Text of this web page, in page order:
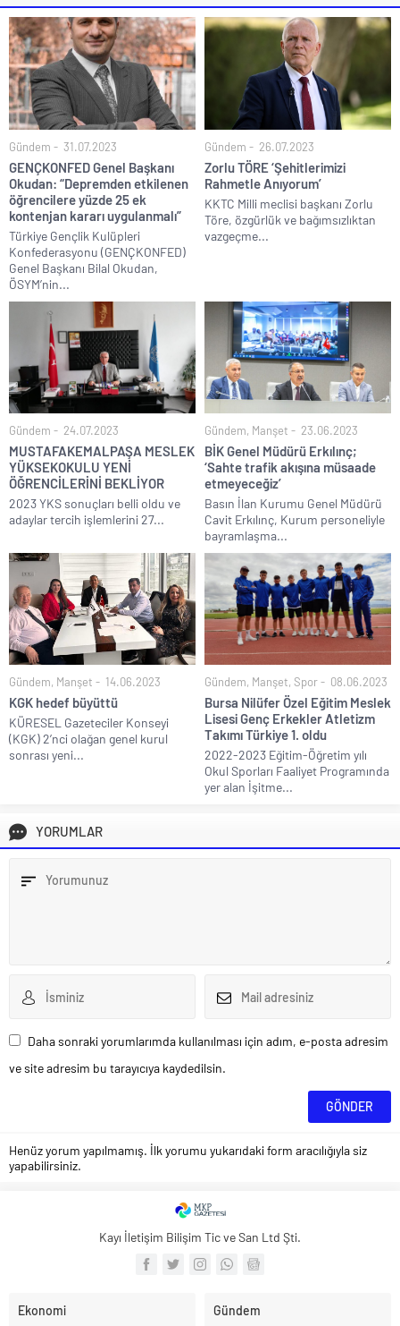
Gündem 31.07.2023
GENÇKONFED Genel Başkanı
Okudan: “Depremden etkilenen
öğrencilere yüzde 25 ek
kontenjan kararı uygulanmalı”
Türkiye Gençlik Kulüpleri
Konfederasyonu (GENÇKONFED)
Genel Başkanı Bilal Okudan,
ÖSYM’nin...
Gündem 26.07.2023
Zorlu TÖRE ‘Şehitlerimizi
Rahmetle Anıyorum’
KKTC Milli meclisi başkanı Zorlu
Töre, özgürlük ve bağımsızlıktan
vazgeçme...
Gündem 24.07.2023
MUSTAFAKEMALPAŞA MESLEK
YÜKSEKOKULU YENİ
ÖĞRENCİLERİNİ BEKLİYOR
2023 YKS sonuçları belli oldu ve
adaylar tercih işlemlerini 27...
Gündem, Manşet 23.06.2023
BİK Genel Müdürü Erkılınç;
‘Sahte trafik akışına müsaade
etmeyeceğiz’
Basın İlan Kurumu Genel Müdürü
Cavit Erkılınç, Kurum personeliyle
bayramlaşma...
Gündem, Manşet 14.06.2023
KGK hedef büyüttü
KÜRESEL Gazeteciler Konseyi
(KGK) 2’nci olağan genel kurul
sonrası yeni...
Gündem, Manşet, Spor 08.06.2023
Bursa Nilüfer Özel Eğitim Meslek
Lisesi Genç Erkekler Atletizm
Takımı Türkiye 1. oldu
2022-2023 Eğitim-Öğretim yılı
Okul Sporları Faaliyet Programında
yer alan İşitme...
YORUMLAR
Daha sonraki yorumlarımda kullanılması için adım, e-posta adresim
ve site adresim bu tarayıcıya kaydedilsin.
Henüz yorum yapılmamış. İlk yorumu yukarıdaki form aracılığıyla siz
yapabilirsiniz.
Kayı İletişim Bilişim Tic ve San Ltd Şti.
Ekonomi Gündem